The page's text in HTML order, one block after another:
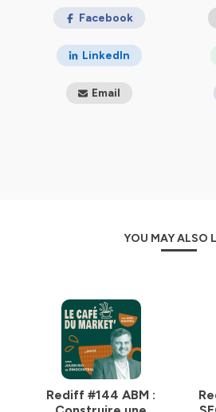
Tu aimes Marketing square, le
nouveau podcast marketing
Plus d'informations et de
😉
lead gen, relations presse, content
marketing, branding, réseaux
landing page, copywriting,
influence marketing, etc.
Hébergé par Ausha. Visitez
Facebook
LinkedIn
Email
YOU MAY ALSO
Rediff #144 ABM :